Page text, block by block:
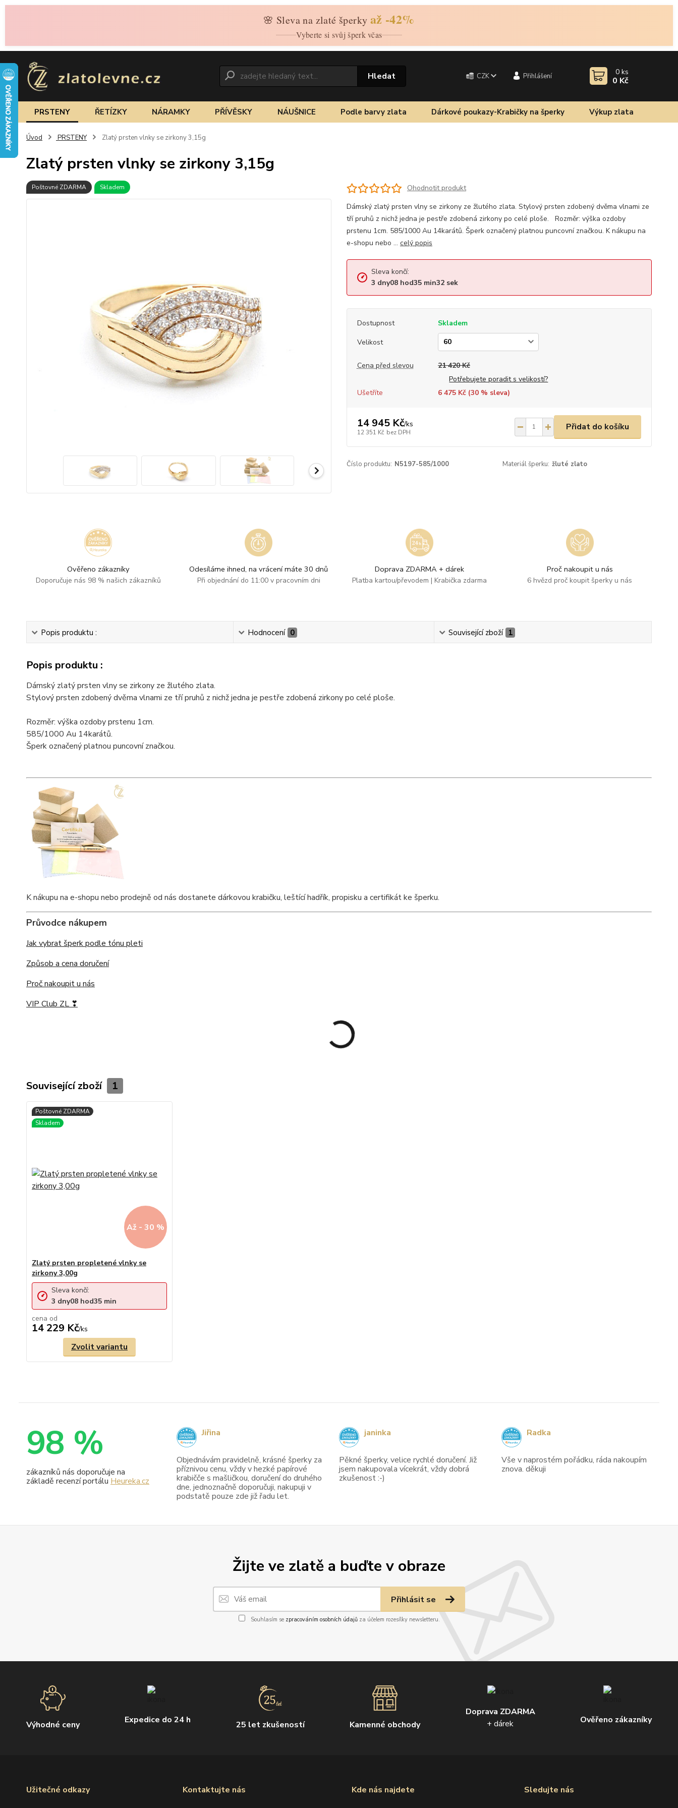
🌸 Sleva na zlaté šperky až -42%
Vyberte si svůj šperk včas
CZK Přihlášení
Hledat 0 ks
0 Kč
PRSTENY ŘETÍZKY NÁRAMKY PŘÍVĚSKY NÁUŠNICE Podle barvy zlata Dárkové poukazy-Krabičky na šperky Výkup zlata
Úvod PRSTENY Zlatý prsten vlnky se zirkony 3,15g
Zlatý prsten vlnky se zirkony 3,15g
Poštovné ZDARMA Skladem
Ohodnotit produkt
Dámský zlatý prsten vlny se zirkony ze žlutého zlata. Stylový prsten zdobený dvěma vlnami ze
tří pruhů z nichž jedna je pestře zdobená zirkony po celé ploše. Rozměr: výška ozdoby
prstenu 1cm. 585/1000 Au 14karátů. Šperk označený platnou puncovní značkou. K nákupu na
e-shopu nebo ... celý popis
Sleva končí:
3 dny08hod35min32sek
Dostupnost
Skladem
Velikost
Cena před slevou
21 420 Kč
Potřebujete poradit s velikostí?
Ušetříte
6 475 Kč (30% sleva)
14 945 Kč/ks
12 351 Kč bez DPH
Přidat do košíku
Číslo produktu: N5197-585/1000 Materiál šperku: žluté zlato
Ověřeno zákazníky
Doporučuje nás 98 % našich zákazníků
Odesíláme ihned, na vrácení máte 30 dnů
Při objednání do 11:00 v pracovním dni
Doprava ZDARMA + dárek
Platba kartou/převodem | Krabička zdarma
Proč nakoupit u nás
6 hvězd proč koupit šperky u nás
Popis produktu : Hodnocení 0 Související zboží 1
Popis produktu :
Dámský zlatý prsten vlny se zirkony ze žlutého zlata.
Stylový prsten zdobený dvěma vlnami ze tří pruhů z nichž jedna je pestře zdobená zirkony po celé ploše.
Rozměr: výška ozdoby prstenu 1cm.
585/1000 Au 14karátů.
Šperk označený platnou puncovní značkou.
K nákupu na e-shopu nebo prodejně od nás dostanete dárkovou krabičku, leštící hadřík, propisku a certifikát ke šperku.
Průvodce nákupem
Jak vybrat šperk podle tónu pleti
Způsob a cena doručení
Proč nakoupit u nás
VIP Club ZL ❣
Související zboží 1
Až - 30 %
Zlatý prsten propletené vlnky se
zirkony 3,00g
cena od
14 229 Kč/ks
Sleva končí:
3 dny08 hod35 min
Zvolit variantu
Žijte ve zlatě a buďte v obraze
Přihlásit se
Souhlasím se zpracováním osobních údajůza účelem rozesílky newsletteru.
Výhodné ceny Expedice do 24 h 25 let zkušeností Kamenné obchody
Doprava ZDARMA
+ dárek
Ověřeno zákazníky
Užitečné odkazy Kde nás najdete Sledujte nás
Kontaktujte nás
98 %
zákazníků nás doporučuje na
základě recenzí portálu Heureka.cz
Objednávám pravidelně, krásné šperky za
příznivou cenu, vždy v hezké papírové
krabičče s mašličkou, doručení do druhého
dne, jednoznačně doporučuji, nakupuji v
podstatě pouze zde již řadu let.
Jiřina
Pěkné šperky, velice rychlé doručení. Již
jsem nakupovala vícekrát, vždy dobrá
zkušenost :-)
janinka
Vše v naprostém pořádku, ráda nakoupím
znova. děkuji
Radka